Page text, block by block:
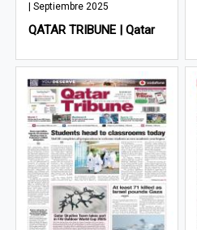
| Septiembre 2025
QATAR TRIBUNE | Qatar